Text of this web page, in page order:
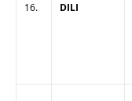
16. DILI